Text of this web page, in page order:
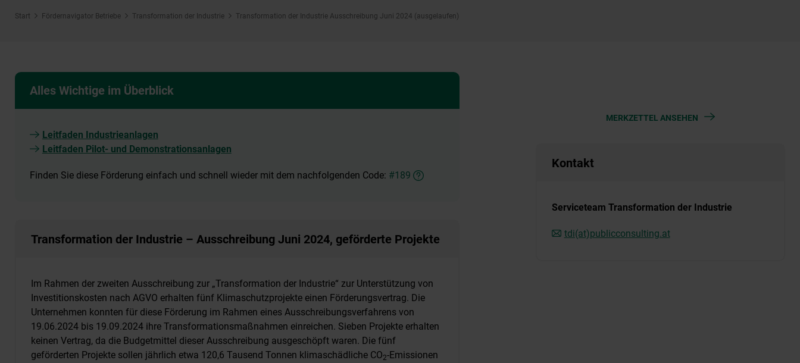
Start Fördernavigator Betriebe Transformation der Industrie Transformation der Industrie Ausschreibung Juni 2024 (ausgelaufen)
Alles Wichtige im Überblick
Leitfaden Industrieanlagen
Leitfaden Pilot- und Demonstrationsanlagen
Finden Sie diese Förderung einfach und schnell wieder mit dem nachfolgenden Code: #189
Transformation der Industrie – Ausschreibung Juni 2024, geförderte Projekte
Im Rahmen der zweiten Ausschreibung zur „Transformation der Industrie“ zur Unterstützung von
Investitionskosten nach AGVO erhalten fünf Klimaschutzprojekte einen Förderungsvertrag. Die
Unternehmen konnten für diese Förderung im Rahmen eines Ausschreibungsverfahrens von
19.06.2024 bis 19.09.2024 ihre Transformationsmaßnahmen einreichen. Sieben Projekte erhalten
keinen Vertrag, da die Budgetmittel dieser Ausschreibung ausgeschöpft waren. Die fünf
geförderten Projekte sollen jährlich etwa 120,6 Tausend Tonnen klimaschädliche CO2-Emissionen
MERKZETTEL ANSEHEN
Kontakt
Serviceteam Transformation der Industrie
tdi(at)publicconsulting.at